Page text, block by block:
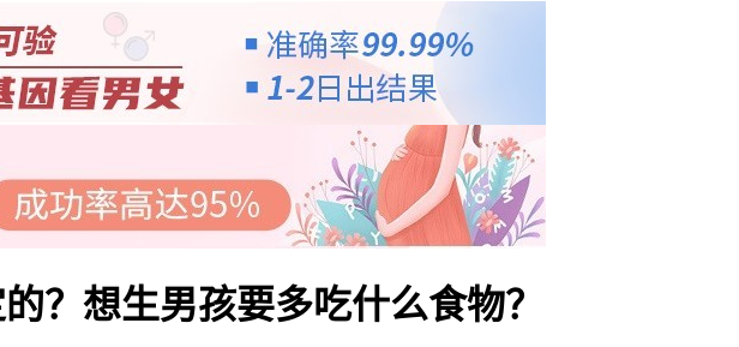
？想生男孩要多吃什么食物？